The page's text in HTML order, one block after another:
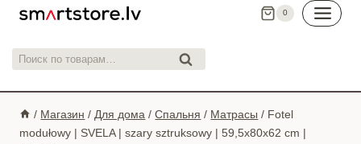
Перейти
контенту
0
Искать: Поиск
/ Магазин / Для дома / Спальня / Матрасы / Fotel
modułowy | SVELA | szary sztruksowy | 59,5x80x62 cm |